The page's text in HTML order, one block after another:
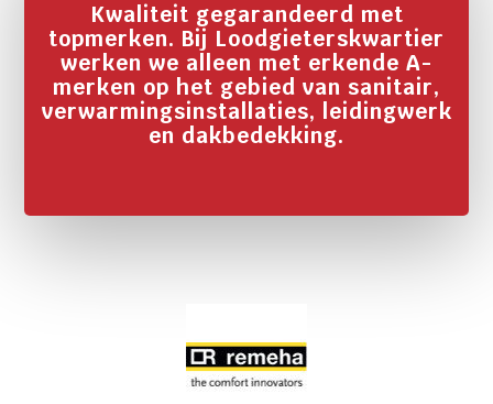
Kwaliteit gegarandeerd met
topmerken. Bij Loodgieterskwartier
werken we alleen met erkende A-
merken op het gebied van sanitair,
verwarmingsinstallaties, leidingwerk
en dakbedekking.